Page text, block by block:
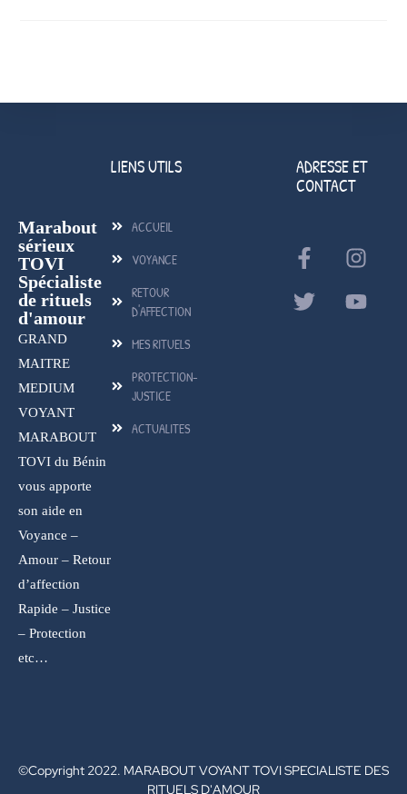
Marabout
sérieux
TOVI
Spécialiste
de rituels
d'amour
GRAND
MAITRE
MEDIUM
VOYANT
MARABOUT
TOVI du Bénin
vous apporte
son aide en
Voyance –
Amour – Retour
d’affection
Rapide – Justice
– Protection
etc…
LIENS UTILS
ACCUEIL
VOYANCE
RETOUR
D'AFFECTION
MES RITUELS
PROTECTION-
JUSTICE
ACTUALITES
ADRESSE ET
CONTACT
©Copyright 2022. MARABOUT VOYANT TOVI SPECIALISTE DES
RITUELS D'AMOUR